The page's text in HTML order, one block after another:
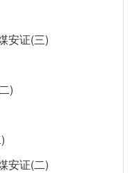
安证(三)
)
安证(二)